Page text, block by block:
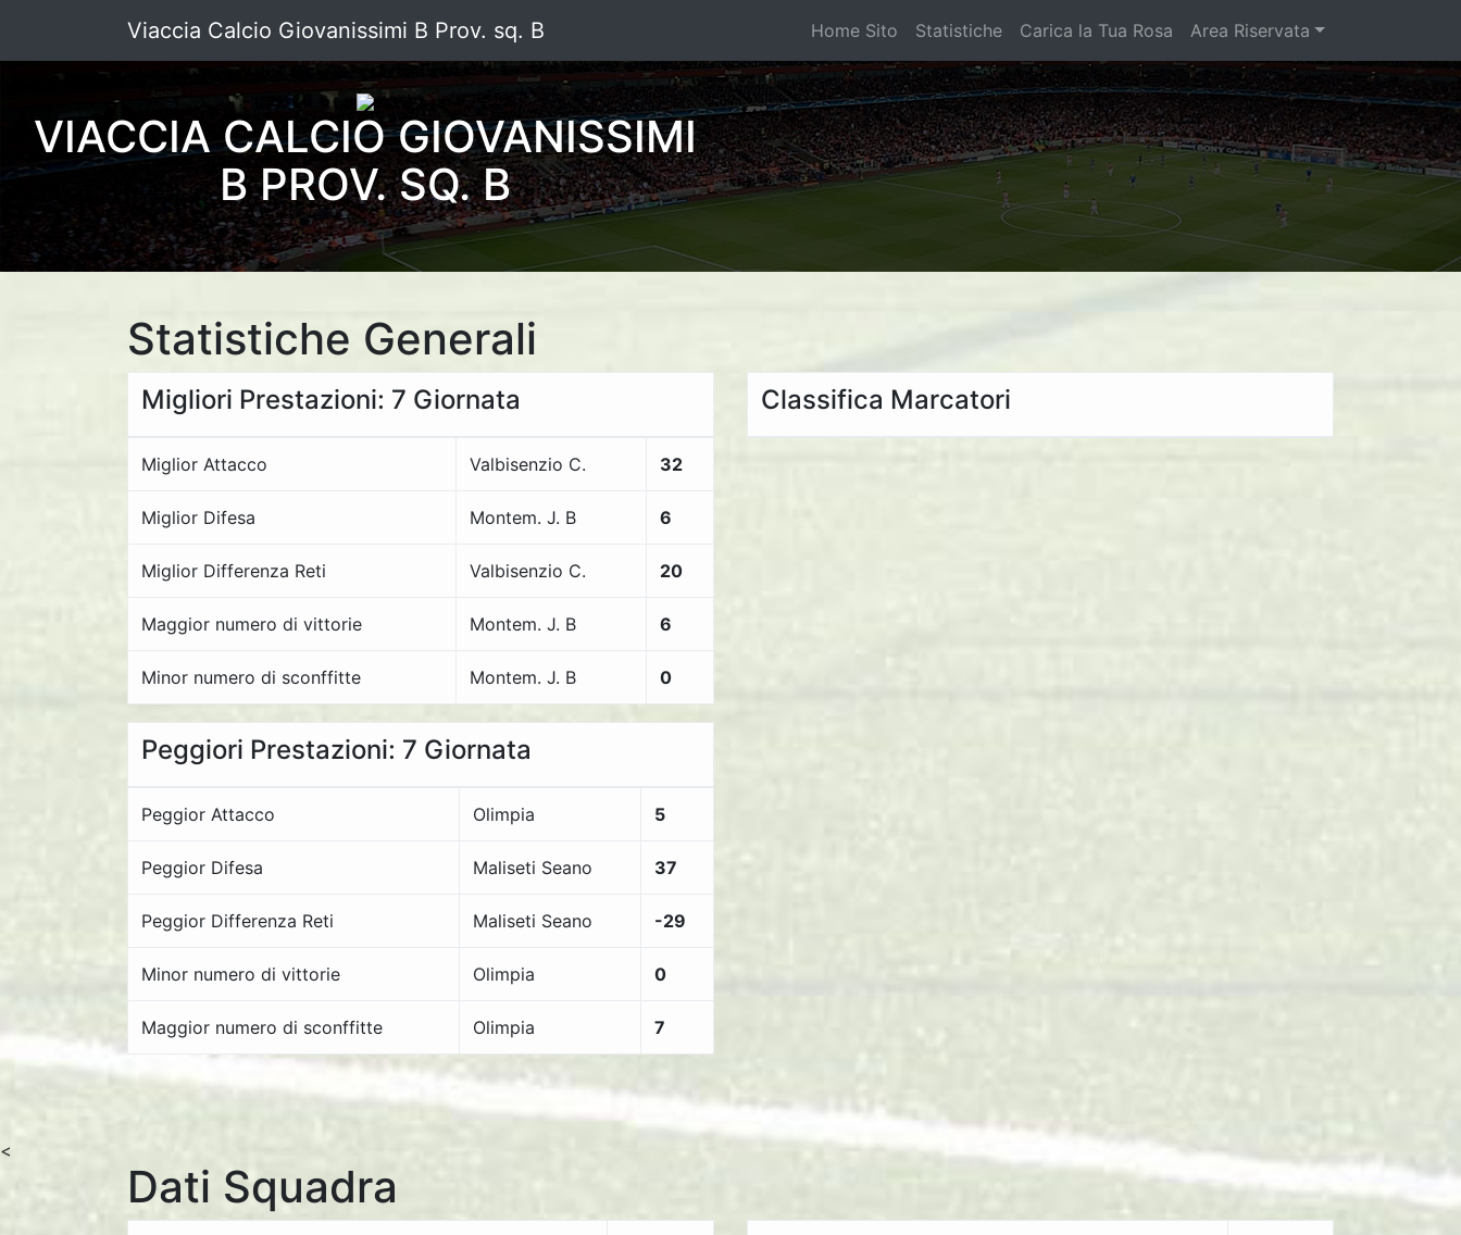
Viaccia Calcio Giovanissimi B Prov. sq. B Home Sito Statistiche Carica la Tua Rosa Area Riservata
VIACCIA CALCIO GIOVANISSIMI
B PROV. SQ. B
Statistiche Generali
Migliori Prestazioni: 7 Giornata
Miglior Attacco Valbisenzio C. 32
Miglior Difesa Montem. J. B 6
Miglior Differenza Reti Valbisenzio C. 20
Maggior numero di vittorie Montem. J. B 6
Minor numero di sconffitte Montem. J. B 0
Peggiori Prestazioni: 7 Giornata
Peggior Attacco Olimpia 5
Peggior Difesa Maliseti Seano 37
Peggior Differenza Reti Maliseti Seano -29
Minor numero di vittorie Olimpia 0
Maggior numero di sconffitte Olimpia 7
Classifica Marcatori
<
Dati Squadra